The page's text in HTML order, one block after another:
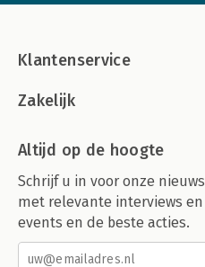
Klantenservice
Zakelijk
Altijd op de hoogte
Schrijf u in voor onze
met relevante interviews
events en de beste acties.